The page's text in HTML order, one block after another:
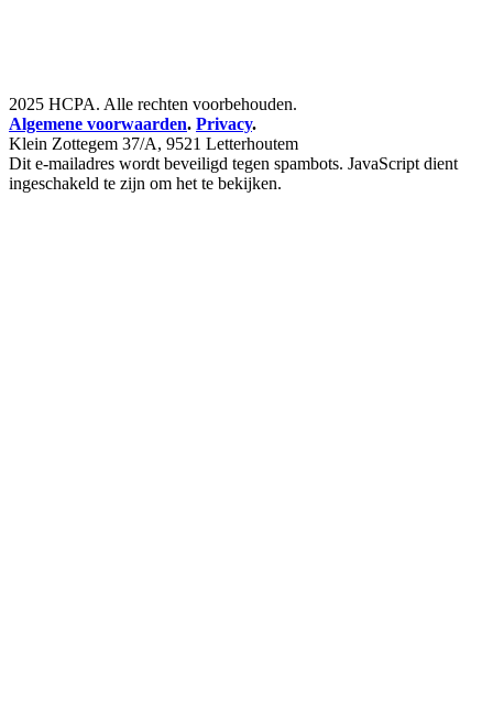
2025 HCPA. Alle rechten voorbehouden.
Algemene voorwaarden. Privacy.
Klein Zottegem 37/A, 9521 Letterhoutem
Dit e-mailadres wordt beveiligd tegen spambots. JavaScript dient
ingeschakeld te zijn om het te bekijken.